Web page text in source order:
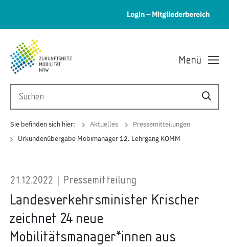
Login – Mitgliederbereich
Menü
Sie befinden sich hier: Aktuelles
Pressemitteilungen
Urkundenübergabe Mobimanager 12. Lehrgang KOMM
21.12.2022 | Pressemitteilung
Landesverkehrsminister Krischer
zeichnet 24 neue
Mobilitätsmanager*innen aus